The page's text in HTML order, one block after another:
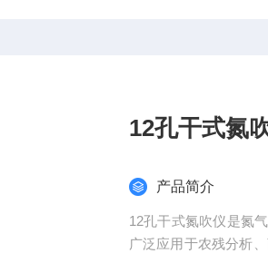
12孔干式氮
产品简介
12孔干式氮吹仪是氮
广泛应用于农残分析